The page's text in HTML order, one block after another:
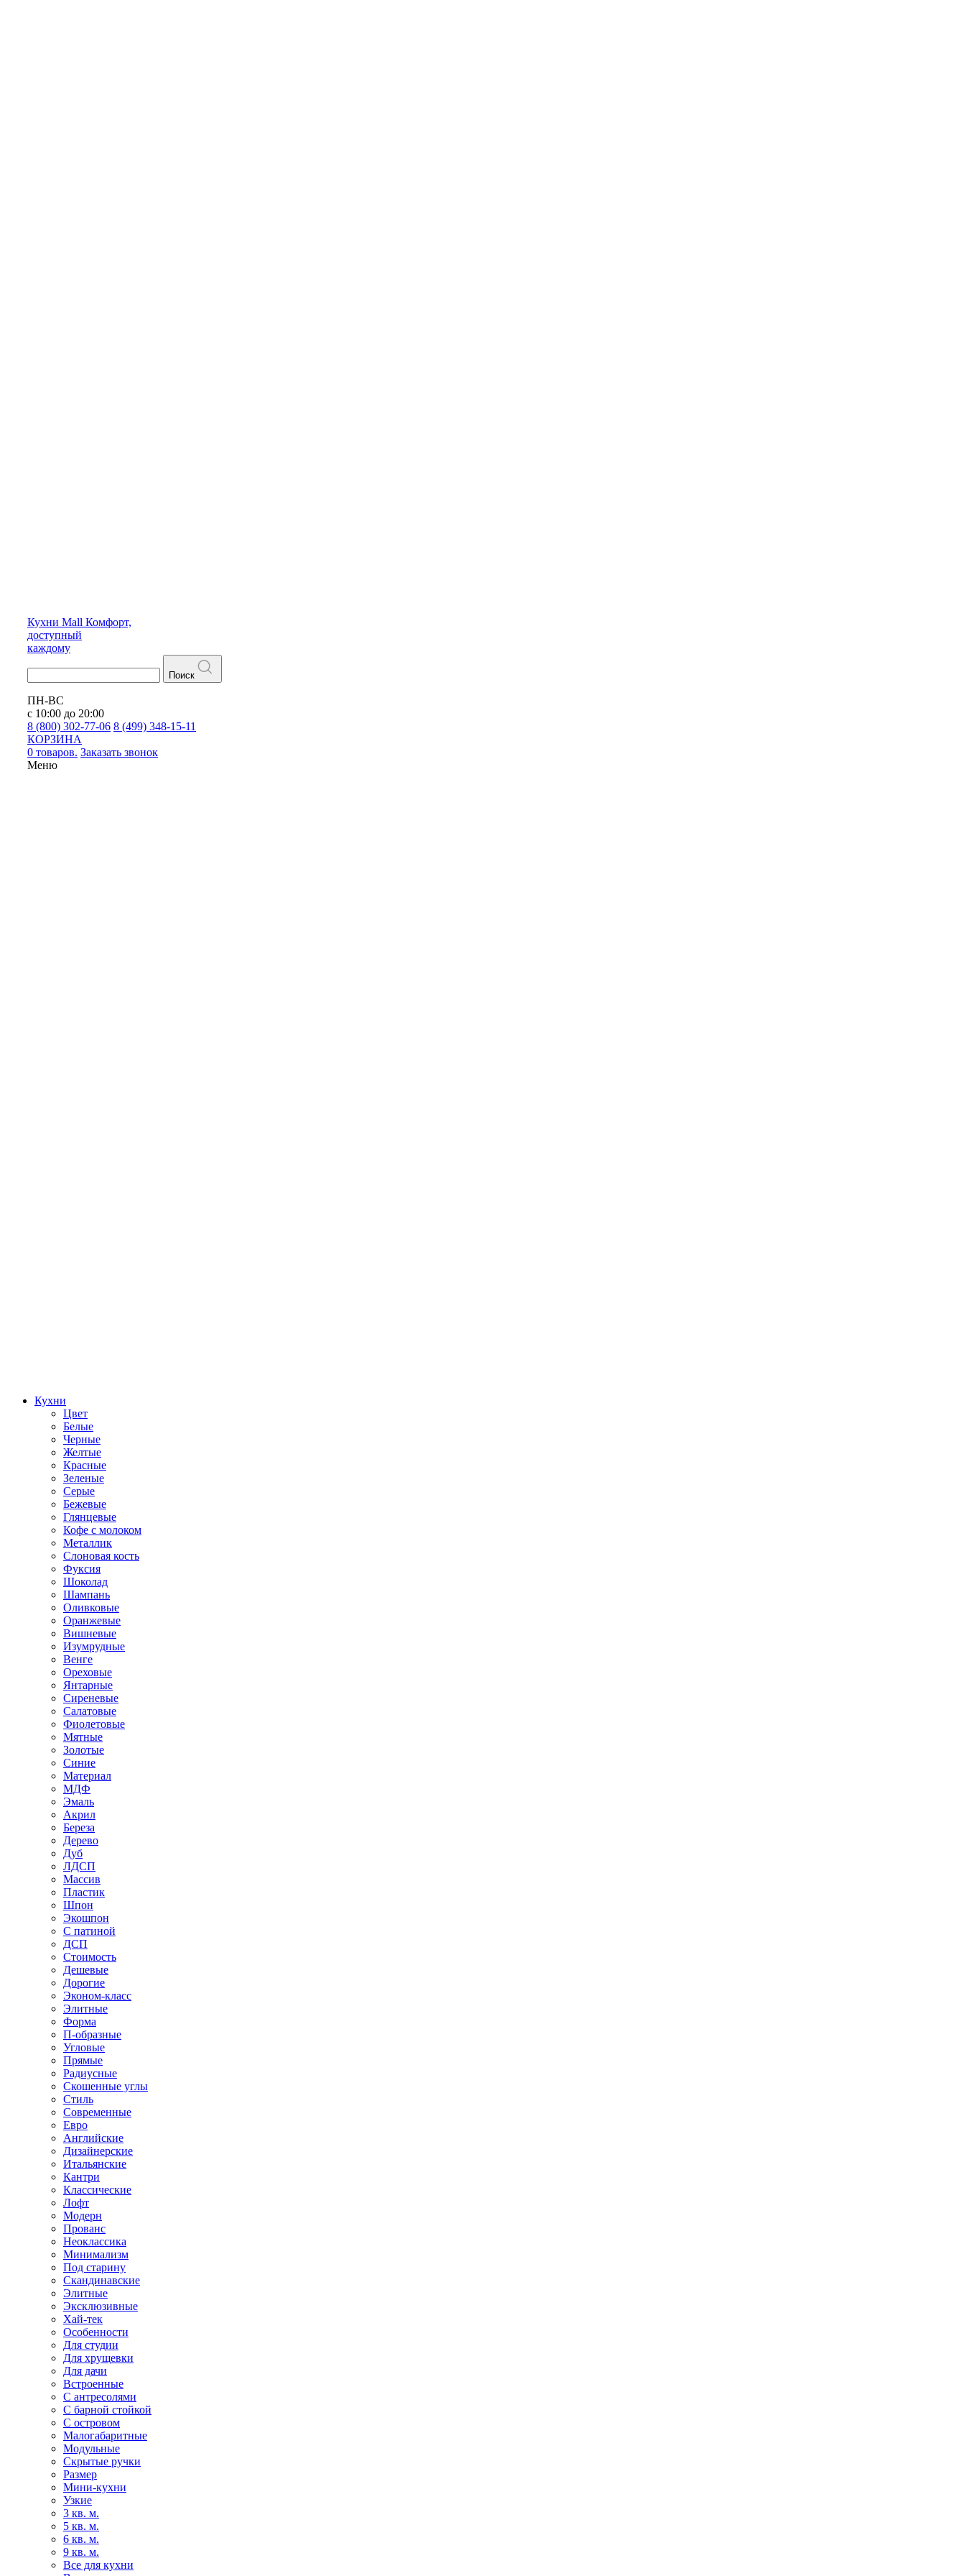
Кухни Mall Комфорт,
доступный
каждому
Поиск
ПН-ВС
с 10:00 до 20:00
8 (800) 302-77-06 8 (499) 348-15-11
КОРЗИНА
0 товаров. Заказать звонок
Меню
Кухни
Цвет
Белые
Черные
Желтые
Красные
Зеленые
Серые
Бежевые
Глянцевые
Кофе с молоком
Металлик
Слоновая кость
Фуксия
Шоколад
Шампань
Оливковые
Оранжевые
Вишневые
Изумрудные
Венге
Ореховые
Янтарные
Сиреневые
Салатовые
Фиолетовые
Мятные
Золотые
Синие
Материал
МДФ
Эмаль
Акрил
Береза
Дерево
Дуб
ЛДСП
Массив
Пластик
Шпон
Экошпон
С патиной
ДСП
Стоимость
Дешевые
Дорогие
Эконом-класс
Элитные
Форма
П-образные
Угловые
Прямые
Радиусные
Скошенные углы
Стиль
Современные
Евро
Английские
Дизайнерские
Итальянские
Кантри
Классические
Лофт
Модерн
Прованс
Неоклассика
Минимализм
Под старину
Скандинавские
Элитные
Эксклюзивные
Хай-тек
Особенности
Для студии
Для хрущевки
Для дачи
Встроенные
С антресолями
С барной стойкой
С островом
Малогабаритные
Модульные
Скрытые ручки
Размер
Мини-кухни
Узкие
3 кв. м.
5 кв. м.
6 кв. м.
9 кв. м.
Все для кухни